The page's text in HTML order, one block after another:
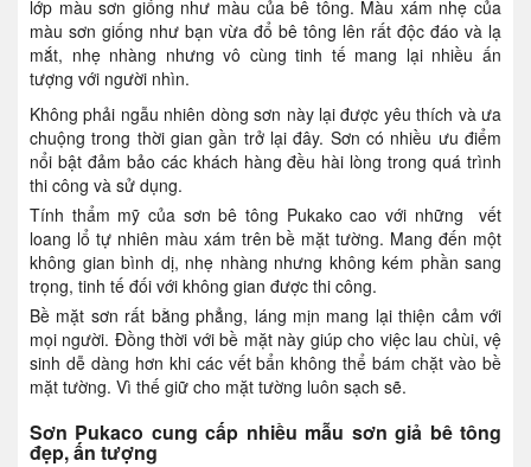
lớp màu sơn giống như màu của bê tông. Màu xám nhẹ của
màu sơn giống như bạn vừa đổ bê tông lên rất độc đáo và lạ
mắt, nhẹ nhàng nhưng vô cùng tinh tế mang lại nhiều ấn
tượng với người nhìn.
Không phải ngẫu nhiên dòng sơn này lại được yêu thích và ưa
chuộng trong thời gian gần trở lại đây. Sơn có nhiều ưu điểm
nổi bật đảm bảo các khách hàng đều hài lòng trong quá trình
thi công và sử dụng.
Tính thẩm mỹ của sơn bê tông Pukako cao với những vết
loang lổ tự nhiên màu xám trên bề mặt tường. Mang đến một
không gian bình dị, nhẹ nhàng nhưng không kém phần sang
trọng, tinh tế đối với không gian được thi công.
Bề mặt sơn rất bằng phẳng, láng mịn mang lại thiện cảm với
mọi người. Đồng thời với bề mặt này giúp cho việc lau chùi, vệ
sinh dễ dàng hơn khi các vết bẩn không thể bám chặt vào bề
mặt tường. Vì thế giữ cho mặt tường luôn sạch sẽ.
Sơn Pukaco cung cấp nhiều mẫu sơn giả bê tông
đẹp, ấn tượng